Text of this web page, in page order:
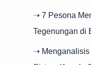
➝ 7 Pesona
Tegenungan di
➝ Menganalisis